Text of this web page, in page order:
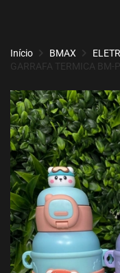
Início BMAX
GARRAFA TERMICA BM-